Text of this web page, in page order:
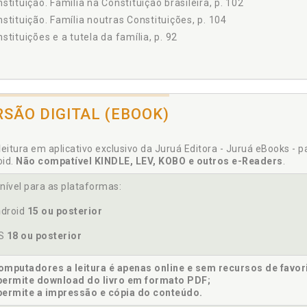
Estatuto das Famílias - PLS 470/2013, p. 156
p. 161
p. 165
Família na Constituição brasileira, p. 102
Família noutras Constituições, p. 104
e a tutela da família, p. 92
judicial. Fundamentação das decisões judiciais. Ativismo
familiar. Poder absoluto do pai à ascensão da
clássico. Tutela da família no direito clássico, p. 85
da família pós-moderna. Jurisprudência no direito da
pós-moderno e a tutela constitucional da família, p. 111
das Famílias - PLS 470/2013, p. 156
da instituição familiar ao longo dos tempos, p. 23
DIGITAL (EBOOK)
em aplicativo exclusivo da Juruá Editora - Juruá eBooks -
Não compatível KINDLE, LEV, KOBO e outros e-Readers.
para as plataformas:
15 ou posterior
18 ou posterior
a leitura é apenas online e sem recursos de
download do livro em formato PDF;
a impressão e cópia do conteúdo.